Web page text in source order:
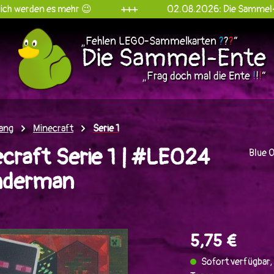
mehr 😉 +++ 02.08.2026: Die Sammel-Ente goes
„Fehlen LEGO-Sammelkarten ???“
Die Sammel-Ente
„Frag doch mal die Ente!!!“
Minecraft Serie 1
Serie 1 | #LE024
Blue
5,75 €
Sofort